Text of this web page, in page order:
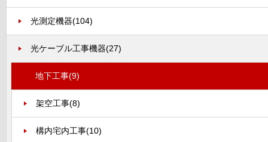
光測定機器(104)
光ケーブル工事機器(27)
地下工事(9)
架空工事(8)
構内宅内工事(10)